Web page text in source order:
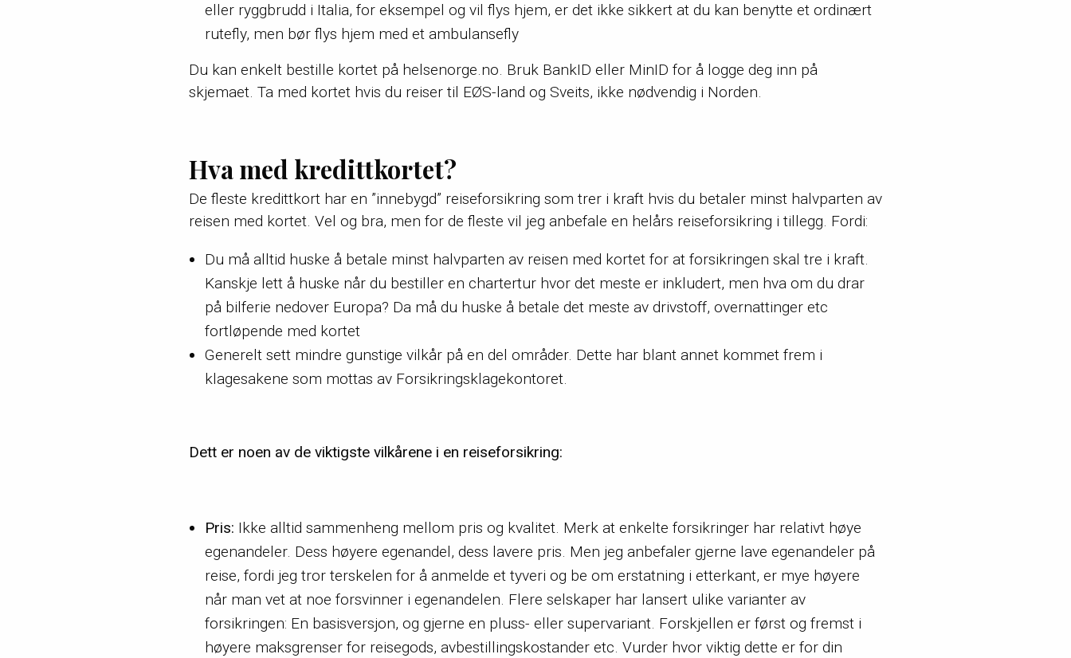
eller ryggbrudd i Italia, for eksempel og vil flys hjem, er det ikke sikkert at du kan benytte et ordinært
rutefly, men bør flys hjem med et ambulansefly
Du kan enkelt bestille kortet på helsenorge.no. Bruk BankID eller MinID for å logge deg inn på
skjemaet. Ta med kortet hvis du reiser til EØS-land og Sveits, ikke nødvendig i Norden.
Hva med kredittkortet?
De fleste kredittkort har en ”innebygd” reiseforsikring som trer i kraft hvis du betaler minst halvparten av
reisen med kortet. Vel og bra, men for de fleste vil jeg anbefale en helårs reiseforsikring i tillegg. Fordi:
Du må alltid huske å betale minst halvparten av reisen med kortet for at forsikringen skal tre i kraft.
Kanskje lett å huske når du bestiller en chartertur hvor det meste er inkludert, men hva om du drar
på bilferie nedover Europa? Da må du huske å betale det meste av drivstoff, overnattinger etc
fortløpende med kortet
Generelt sett mindre gunstige vilkår på en del områder. Dette har blant annet kommet frem i
klagesakene som mottas av Forsikringsklagekontoret.
Dett er noen av de viktigste vilkårene i en reiseforsikring:
Pris: Ikke alltid sammenheng mellom pris og kvalitet. Merk at enkelte forsikringer har relativt høye
egenandeler. Dess høyere egenandel, dess lavere pris. Men jeg anbefaler gjerne lave egenandeler på
reise, fordi jeg tror terskelen for å anmelde et tyveri og be om erstatning i etterkant, er mye høyere
når man vet at noe forsvinner i egenandelen. Flere selskaper har lansert ulike varianter av
forsikringen: En basisversjon, og gjerne en pluss- eller supervariant. Forskjellen er først og fremst i
høyere maksgrenser for reisegods, avbestillingskostander etc. Vurder hvor viktig dette er for din